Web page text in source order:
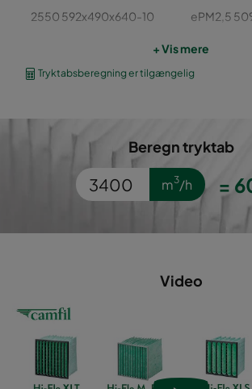
2550 592x490x640-10 ePM2,5
2550 287x287x640-5 ePM2,5 50%
2550 592x592x520-10 ePM2,5
2550 490x592x520-8 ePM2,5 50%
ePM2,5 50%
2550 592x490x520-10
2550 490x490x520-8 ePM2,5 50%
+ Vis mere
Tryktabsberegning er tilgængelig
Beregn tryktab
m3/h =
Video